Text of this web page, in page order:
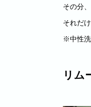
その分
それだ
※中性洗
リム